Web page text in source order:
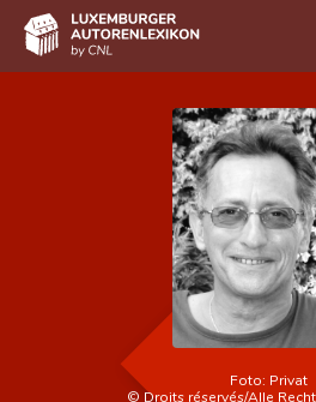
Autor(inn)en A-Z
Erweiterte Suche
Häufige Fragen und Antworten
Foto: Privat
© Droits réservés/Alle